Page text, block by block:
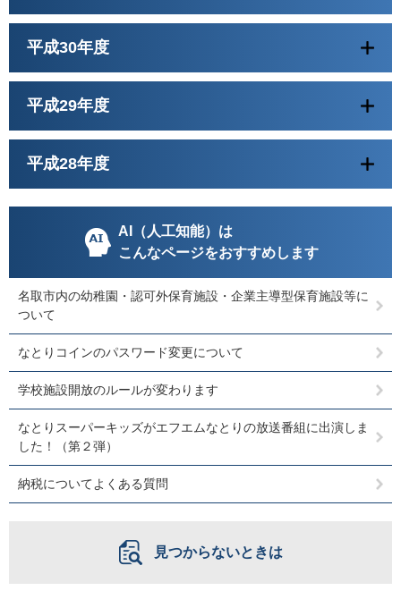
平成30年度
平成29年度
平成28年度
AI（人工知能）は
こんなページをおすすめします
名取市内の幼稚園・認可外保育施設・企業主導型保育施設等に
ついて
なとりコインのパスワード変更について
学校施設開放のルールが変わります
なとりスーパーキッズがエフエムなとりの放送番組に出演しま
した！（第２弾）
納税についてよくある質問
見つからないときは